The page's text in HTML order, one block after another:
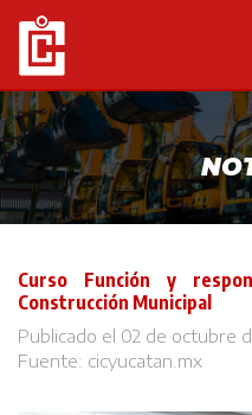
Curso Función y
Construcción Municipal
Publicado el 02 de octubre
Fuente: cicyucatan.mx